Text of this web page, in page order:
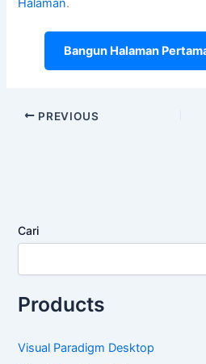
Halaman.
Bangun Halaman
PREVIOUS
Cari
Products
Visual Paradigm Desktop